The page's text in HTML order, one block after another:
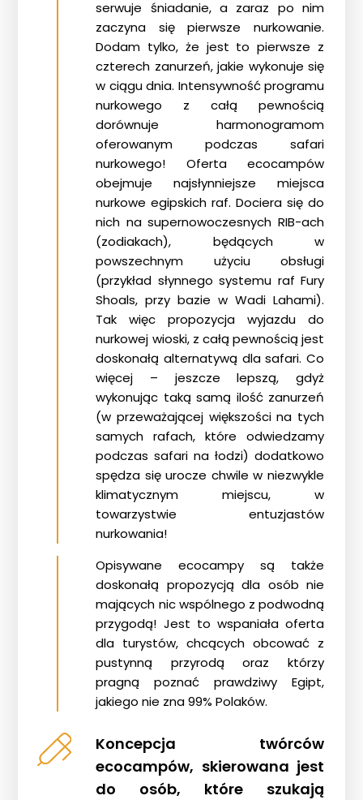
serwuje śniadanie, a zaraz po nim
zaczyna się pierwsze nurkowanie.
Dodam tylko, że jest to pierwsze z
czterech zanurzeń, jakie wykonuje się
w ciągu dnia. Intensywność programu
nurkowego z całą pewnością
dorównuje harmonogramom
oferowanym podczas safari
nurkowego! Oferta ecocampów
obejmuje najsłynniejsze miejsca
nurkowe egipskich raf. Dociera się do
nich na supernowoczesnych RIB-ach
(zodiakach), będących w
powszechnym użyciu obsługi
(przykład słynnego systemu raf Fury
Shoals, przy bazie w Wadi Lahami).
Tak więc propozycja wyjazdu do
nurkowej wioski, z całą pewnością jest
doskonałą alternatywą dla safari. Co
więcej – jeszcze lepszą, gdyż
wykonując taką samą ilość zanurzeń
(w przeważającej większości na tych
samych rafach, które odwiedzamy
podczas safari na łodzi) dodatkowo
spędza się urocze chwile w niezwykle
klimatycznym miejscu, w
towarzystwie entuzjastów
nurkowania!
Opisywane ecocampy są także
doskonałą propozycją dla osób nie
mających nic wspólnego z podwodną
przygodą! Jest to wspaniała oferta
dla turystów, chcących obcować z
pustynną przyrodą oraz którzy
pragną poznać prawdziwy Egipt,
jakiego nie zna 99% Polaków.
Koncepcja twórców
ecocampów, skierowana jest
do osób, które szukają